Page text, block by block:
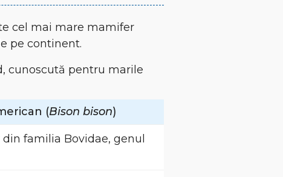
cel mai mare mamifer
pe continent.
cunoscută pentru marile
(Bison bison)
familia Bovidae, genul